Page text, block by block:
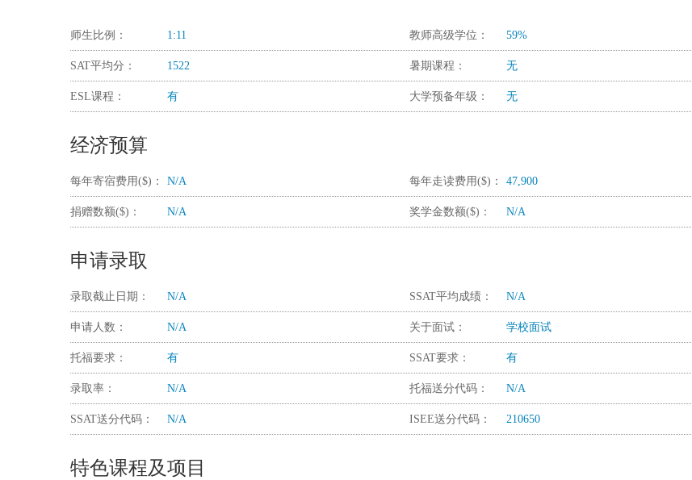
师生比例： 1:11 教师高级学位： 59%
SAT平均分： 1522 暑期课程： 无
ESL课程： 有 大学预备年级： 无
经济预算
每年寄宿费用($)： N/A 每年走读费用($)： 47,900
捐赠数额($)： N/A 奖学金数额($)： N/A
申请录取
录取截止日期： N/A SSAT平均成绩： N/A
申请人数： N/A 关于面试： 学校面试
托福要求： 有 SSAT要求： 有
录取率： N/A 托福送分代码： N/A
SSAT送分代码： N/A ISEE送分代码： 210650
特色课程及项目